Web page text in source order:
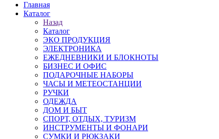
Главная
Каталог
Назад
Каталог
ЭКО ПРОДУКЦИЯ
ЭЛЕКТРОНИКА
ЕЖЕДНЕВНИКИ И БЛОКНОТЫ
БИЗНЕС И ОФИС
ПОДАРОЧНЫЕ НАБОРЫ
ЧАСЫ И МЕТЕОСТАНЦИИ
РУЧКИ
ОДЕЖДА
ДОМ И БЫТ
СПОРТ, ОТДЫХ, ТУРИЗМ
ИНСТРУМЕНТЫ И ФОНАРИ
СУМКИ И РЮКЗАКИ